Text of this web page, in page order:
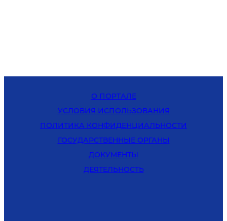
О ПОРТАЛЕ
УСЛОВИЯ ИСПОЛЬЗОВАНИЯ
ПОЛИТИКА КОНФИДЕНЦИАЛЬНОСТИ
ГОСУДАРСТВЕННЫЕ ОРГАНЫ
ДОКУМЕНТЫ
ДЕЯТЕЛЬНОСТЬ